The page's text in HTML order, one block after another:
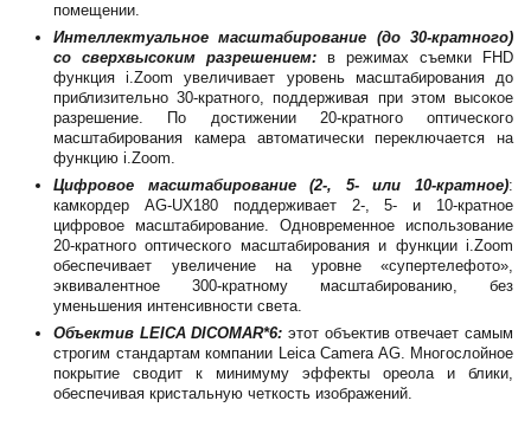
помещении.
Интеллектуальное масштабирование (до 30-кратного)
со сверхвысоким разрешением: в режимах съемки FHD
функция i.Zoom увеличивает уровень масштабирования до
приблизительно 30-кратного, поддерживая при этом высокое
разрешение. По достижении 20-кратного оптического
масштабирования камера автоматически переключается на
функцию i.Zoom.
Цифровое масштабирование (2-, 5- или 10-кратное):
камкордер AG-UX180 поддерживает 2-, 5- и 10-кратное
цифровое масштабирование. Одновременное использование
20-кратного оптического масштабирования и функции i.Zoom
обеспечивает увеличение на уровне «супертелефото»,
эквивалентное 300-кратному масштабированию, без
уменьшения интенсивности света.
Объектив LEICA DICOMAR*6: этот объектив отвечает самым
строгим стандартам компании Leica Camera AG. Многослойное
покрытие сводит к минимуму эффекты ореола и блики,
обеспечивая кристальную четкость изображений.